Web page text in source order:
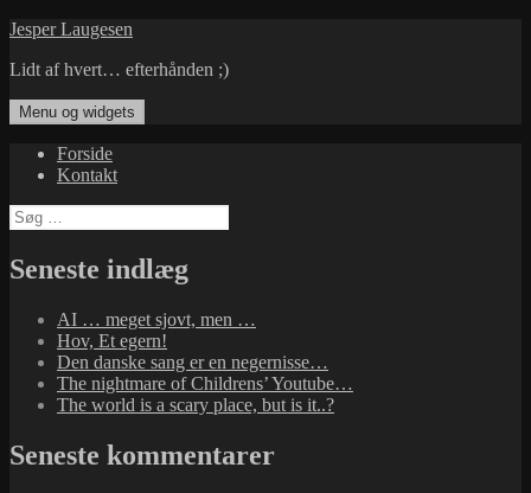
Hop
indhold
Jesper Laugesen
Lidt af hvert… efterhånden ;)
Menu og widgets
Forside
Kontakt
Søg
efter:
Seneste indlæg
AI … meget sjovt, men …
Hov, Et egern!
Den danske sang er en negernisse…
The nightmare of Childrens’ Youtube…
The world is a scary place, but is it..?
Seneste kommentarer